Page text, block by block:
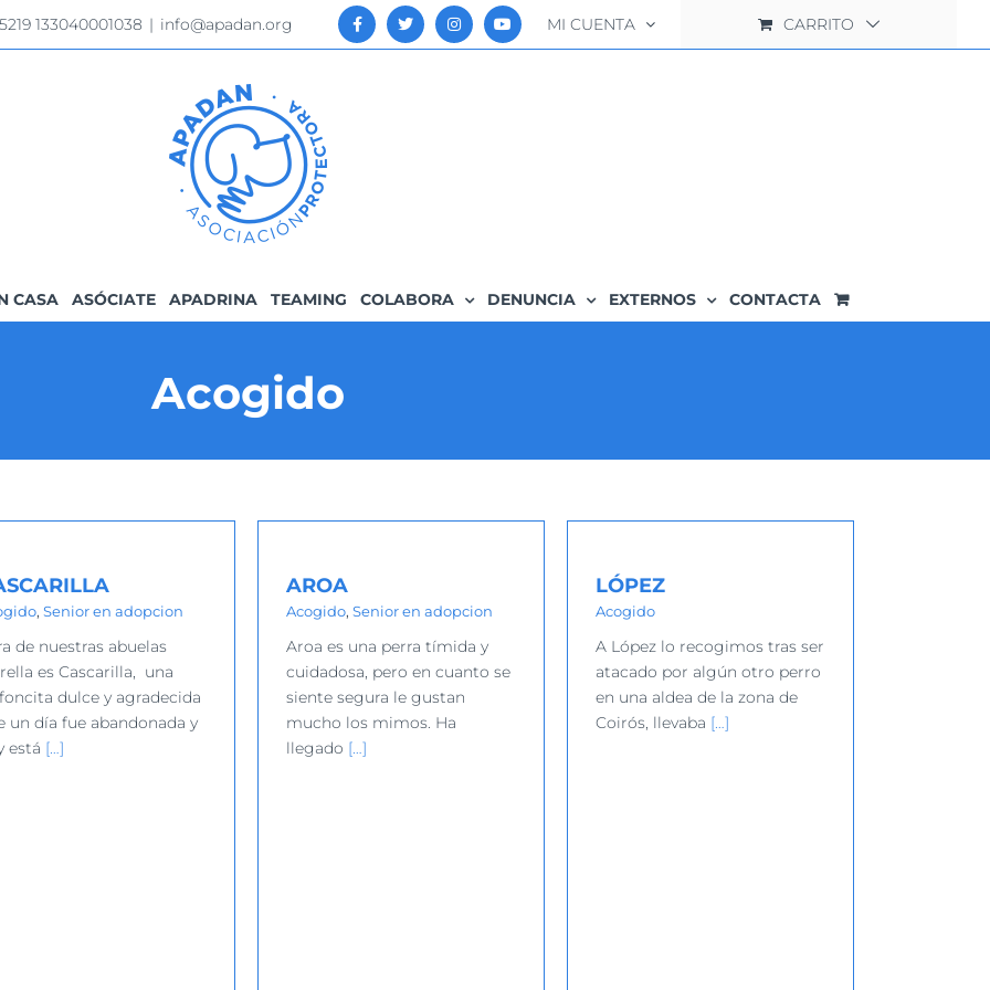
133040001038 | info@apadan.org MI CUENTA CARRITO
CASA ASÓCIATE APADRINA TEAMING COLABORA DENUNCIA EXTERNOS CONTACTA
Acogido
, Senior en adopcion
de nuestras abuelas
es Cascarilla, una
dulce y agradecida
un día fue abandonada y
está […]
AROA
AROA
Acogido, Senior en adopcion
Aroa es una perra tímida y
cuidadosa, pero en cuanto se
siente segura le gustan
mucho los mimos. Ha
llegado […]
LÓPEZ
LÓPEZ
Acogido
A López lo recogimos tras ser
atacado por algún otro perro
en una aldea de la zona de
Coirós, llevaba […]